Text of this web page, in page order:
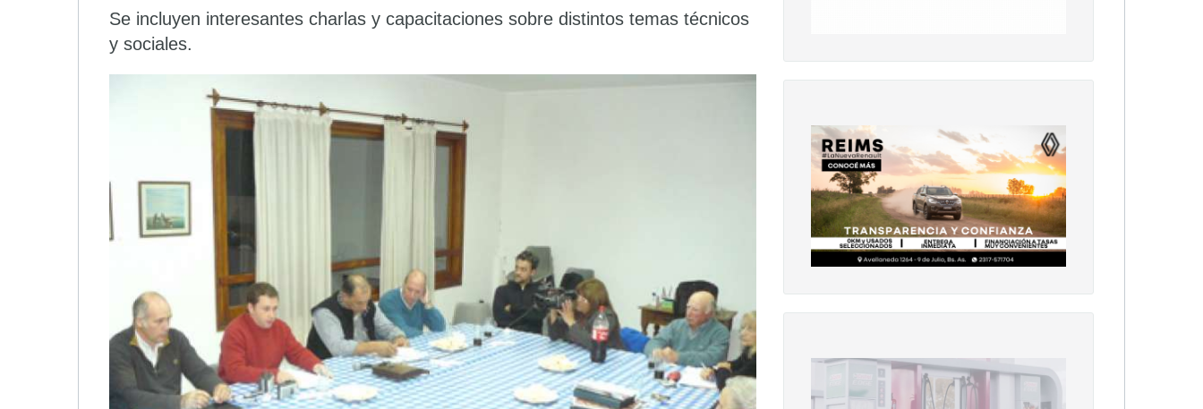
Se incluyen interesantes charlas y capacitaciones sobre distintos temas técnicos
y sociales.